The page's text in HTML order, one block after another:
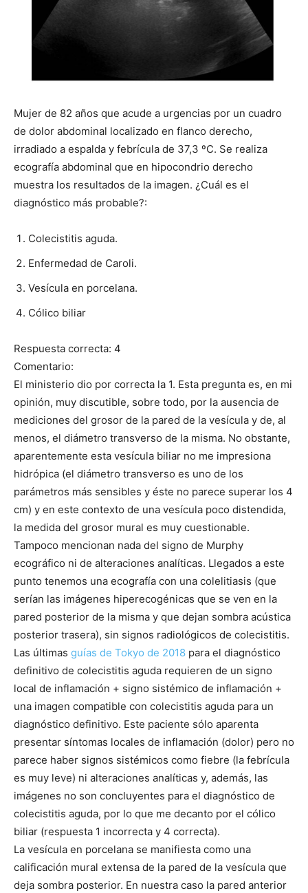
Mujer de 82 años que acude a urgencias por un cuadro
de dolor abdominal localizado en flanco derecho,
irradiado a espalda y febrícula de 37,3 ºC. Se realiza
ecografía abdominal que en hipocondrio derecho
muestra los resultados de la imagen. ¿Cuál es el
diagnóstico más probable?:
Colecistitis aguda.
Enfermedad de Caroli.
Vesícula en porcelana.
Cólico biliar
Respuesta correcta: 4
Comentario:
El ministerio dio por correcta la 1. Esta pregunta es, en mi
opinión, muy discutible, sobre todo, por la ausencia de
mediciones del grosor de la pared de la vesícula y de, al
menos, el diámetro transverso de la misma. No obstante,
aparentemente esta vesícula biliar no me impresiona
hidrópica (el diámetro transverso es uno de los
parámetros más sensibles y éste no parece superar los 4
cm) y en este contexto de una vesícula poco distendida,
la medida del grosor mural es muy cuestionable.
Tampoco mencionan nada del signo de Murphy
ecográfico ni de alteraciones analíticas. Llegados a este
punto tenemos una ecografía con una colelitiasis (que
serían las imágenes hiperecogénicas que se ven en la
pared posterior de la misma y que dejan sombra acústica
posterior trasera), sin signos radiológicos de colecistitis.
Las últimas guías de Tokyo de 2018 para el diagnóstico
definitivo de colecistitis aguda requieren de un signo
local de inflamación + signo sistémico de inflamación +
una imagen compatible con colecistitis aguda para un
diagnóstico definitivo. Este paciente sólo aparenta
presentar síntomas locales de inflamación (dolor) pero no
parece haber signos sistémicos como fiebre (la febrícula
es muy leve) ni alteraciones analíticas y, además, las
imágenes no son concluyentes para el diagnóstico de
colecistitis aguda, por lo que me decanto por el cólico
biliar (respuesta 1 incorrecta y 4 correcta).
La vesícula en porcelana se manifiesta como una
calificación mural extensa de la pared de la vesícula que
deja sombra posterior. En nuestra caso la pared anterior